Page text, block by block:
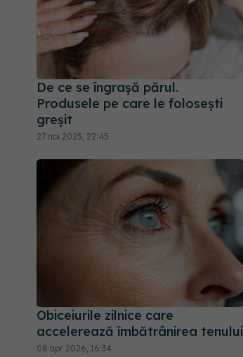
De ce se îngrașă părul.
Produsele pe care le folosești
greșit
27 noi 2025, 22:45
Obiceiurile zilnice care
accelerează îmbătrânirea tenului
08 apr 2026, 16:34